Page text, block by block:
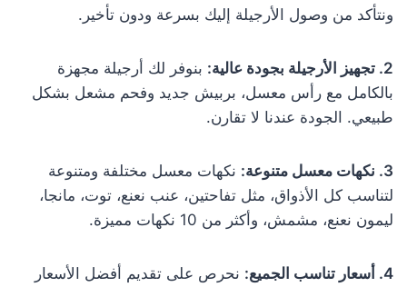
ونتأكد من وصول الأرجيلة إليك بسرعة ودون تأخير.
2. تجهيز الأرجيلة بجودة عالية:
بنوفر لك أرجيلة مجهزة
بالكامل مع رأس معسل، بربيش جديد وفحم مشعل بشكل
طبيعي. الجودة عندنا لا تقارن.
3. نكهات معسل متنوعة:
نكهات معسل مختلفة ومتنوعة
لتناسب كل الأذواق، مثل تفاحتين، عنب نعنع، توت، مانجا،
ليمون نعنع، مشمش، وأكثر من 10 نكهات مميزة.
4. أسعار تناسب الجميع:
نحرص على تقديم أفضل الأسعار